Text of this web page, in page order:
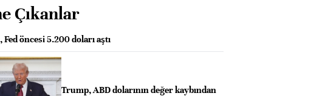
Çıkanlar
Fed öncesi 5.200 doları aştı
Trump, ABD dolarının değer kaybından